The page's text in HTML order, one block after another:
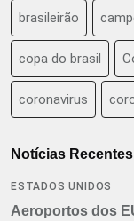
brasileirão
copa do brasil
coronavirus
Notícias Recentes
ESTADOS UNIDOS
Aeroportos dos